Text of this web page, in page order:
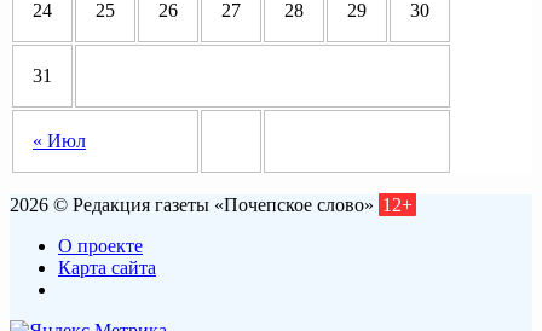
« Июл
24 25 26 27 28 29 30
31
2026 © Редакция газеты «Почепское слово» 12+
О проекте
Карта сайта